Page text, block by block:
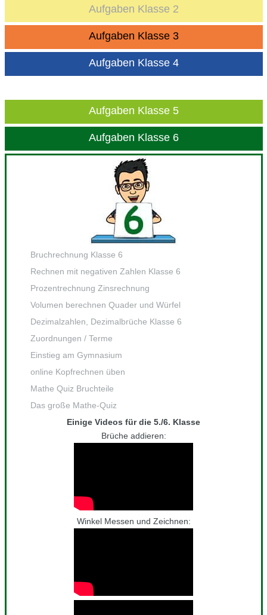
Aufgaben Klasse 2
Aufgaben Klasse 3
Aufgaben Klasse 4
Aufgaben Klasse 5
Aufgaben Klasse 6
Bruchrechnung Klasse 6
Rechnen mit negativen Zahlen Klasse 6
Prozentrechnung Zinsrechnung
Volumen berechnen Quader und Würfel
Dezimalzahlen, Dezimalbrüche Klasse 6
Zuordnungen / Terme
Einstieg am Gymnasium
online Kopfrechnen üben
Mathe Quiz Bruchteile
Das große Mathe-Quiz
Einige Videos für die 5./6. Klasse
Brüche addieren:
Winkel Messen und Zeichnen: